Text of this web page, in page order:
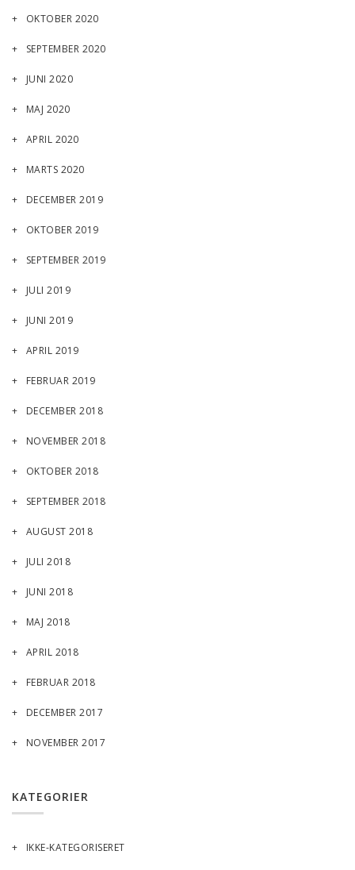
OKTOBER 2020
SEPTEMBER 2020
JUNI 2020
MAJ 2020
APRIL 2020
MARTS 2020
DECEMBER 2019
OKTOBER 2019
SEPTEMBER 2019
JULI 2019
JUNI 2019
APRIL 2019
FEBRUAR 2019
DECEMBER 2018
NOVEMBER 2018
OKTOBER 2018
SEPTEMBER 2018
AUGUST 2018
JULI 2018
JUNI 2018
MAJ 2018
APRIL 2018
FEBRUAR 2018
DECEMBER 2017
NOVEMBER 2017
KATEGORIER
IKKE-KATEGORISERET